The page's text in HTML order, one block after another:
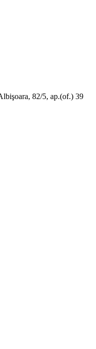
82/5, ap.(of.) 39